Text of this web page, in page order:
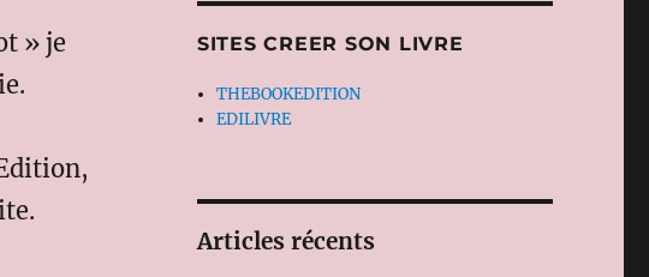
» je
SITES CREER SON LIVRE
THEBOOKEDITION
EDILIVRE
Articles récents